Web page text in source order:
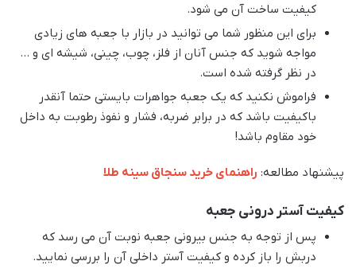
کیفیت ساخت آن می شود.
برای این منظور شما می توانید در بازار با جعبه های زیادی
مواجه شوید که جنس آنان از فلز، چوب، چینی، شیشه ای و …
در نظر گرفته شده است.
فراموش نکنید که یک جعبه جواهرات بایستی حتما آنقدر
باکیفیت باشد که در برابر ضربه، فشار و نفوذ رطوبت به داخل
خود مقاوم باشد!
پیشنهاد مطالعه: راهنمای خرید سنجاق سینه طلا
کیفیت آستر درونی جعبه
پس از توجه به جنس بیرونی جعبه نوبت آن می رسد که
دربش را باز کرده و کیفیت آستر داخلی آن را بررسی نمایید.